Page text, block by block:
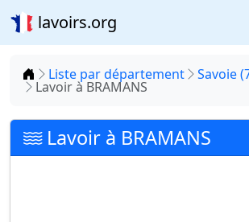
lavoirs.org
Accueil
Liste par département Savoie
Lavoir à BRAMANS
Lavoir à BRAMANS